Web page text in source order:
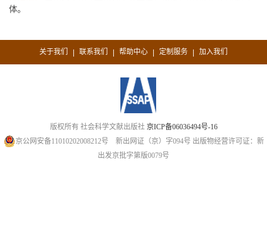
体。
关于我们 | 联系我们 | 帮助中心 | 定制服务 | 加入我们
版权所有 社会科学文献出版社 京ICP备06036494号-16
京公网安备11010202008212号 新出网证（京）字094号 出版物经营许可证：新
出发京批字第版0079号